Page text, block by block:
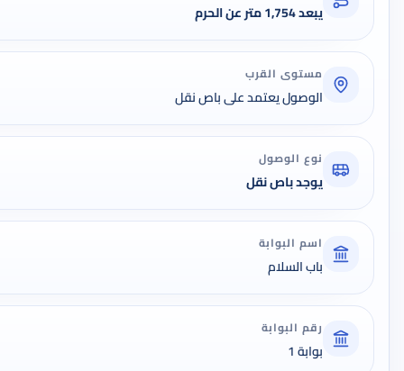
يبعد 1,754 متر عن الحرم
مستوى القرب
الوصول يعتمد على باص نقل
نوع الوصول
يوجد باص نقل
اسم البوابة
باب السلام
رقم البوابة
بوابة 1